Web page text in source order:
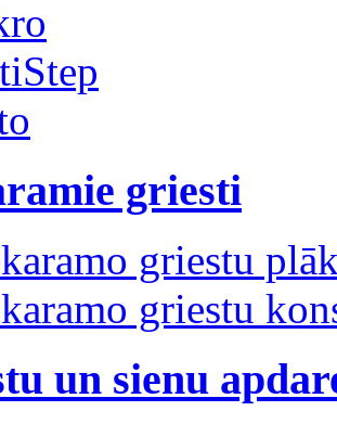
griesti
griestu
griestu
un sienu